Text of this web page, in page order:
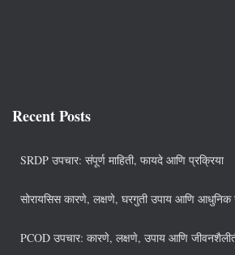
Recent Posts
SRDP उपचार: संपूर्ण माहिती, फायदे आणि प्रक्रिया
सोरायसिस कारणे, लक्षणे, घरगुती उपाय आणि आधुनिक
PCOD उपचार: कारणे, लक्षणे, उपाय आणि